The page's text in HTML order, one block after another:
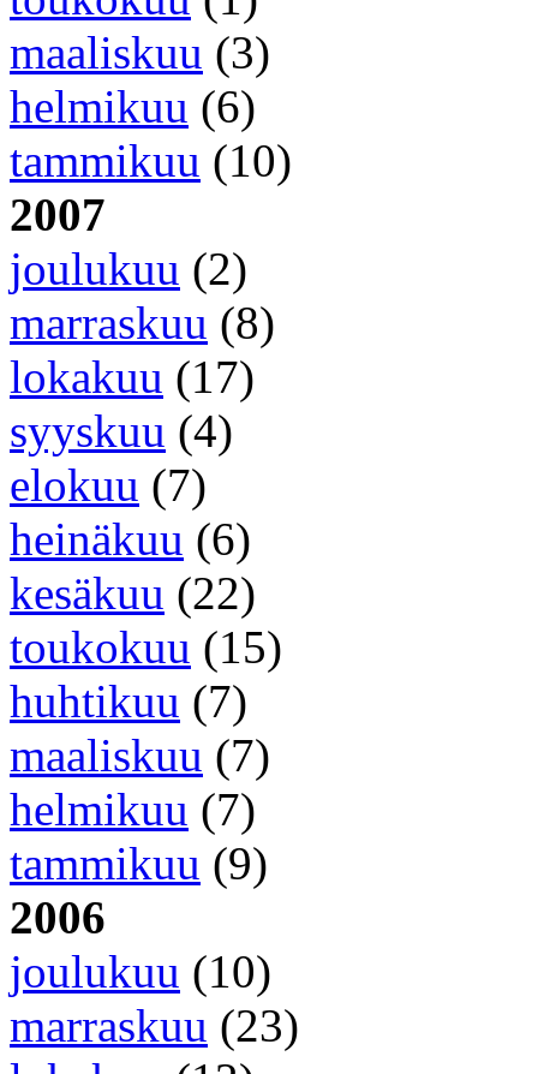
maaliskuu (3)
helmikuu (6)
tammikuu (10)
2007
joulukuu (2)
marraskuu (8)
lokakuu (17)
syyskuu (4)
elokuu (7)
heinäkuu (6)
kesäkuu (22)
toukokuu (15)
huhtikuu (7)
maaliskuu (7)
helmikuu (7)
tammikuu (9)
2006
joulukuu (10)
marraskuu (23)